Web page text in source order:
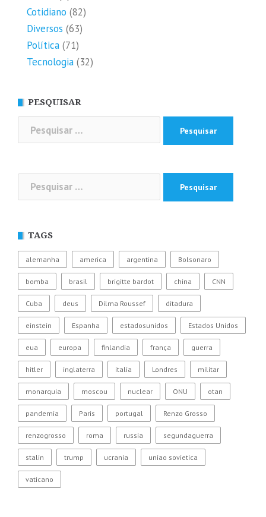
Cotidiano (82)
Diversos (63)
Política (71)
Tecnologia (32)
PESQUISAR
por:
Pesquisar
por:
TAGS
alemanha america argentina Bolsonaro
bomba brasil brigitte bardot china CNN
Cuba deus Dilma Roussef ditadura
einstein Espanha estadosunidos Estados Unidos
eua europa finlandia frança guerra
hitler inglaterra italia Londres militar
monarquia moscou nuclear ONU otan
pandemia Paris portugal Renzo Grosso
renzogrosso roma russia segundaguerra
stalin trump ucrania uniao sovietica
vaticano